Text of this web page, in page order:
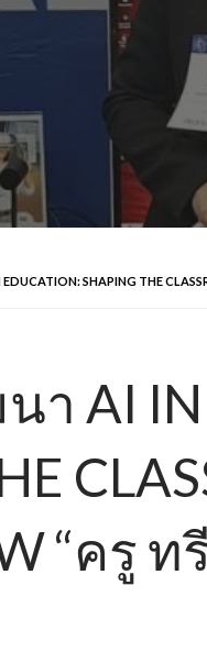
SHAPING THE
า AI IN
“ครู ท